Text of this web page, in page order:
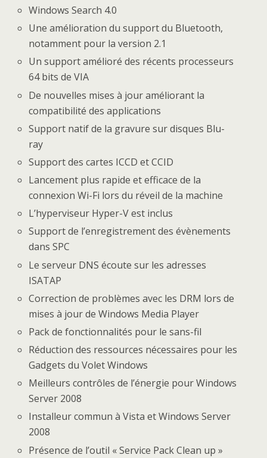
Windows Search 4.0
Une amélioration du support du Bluetooth,
notamment pour la version 2.1
Un support amélioré des récents processeurs
64 bits de VIA
De nouvelles mises à jour améliorant la
compatibilité des applications
Support natif de la gravure sur disques Blu-
ray
Support des cartes ICCD et CCID
Lancement plus rapide et efficace de la
connexion Wi-Fi lors du réveil de la machine
L’hyperviseur Hyper-V est inclus
Support de l’enregistrement des évènements
dans SPC
Le serveur DNS écoute sur les adresses
ISATAP
Correction de problèmes avec les DRM lors de
mises à jour de Windows Media Player
Pack de fonctionnalités pour le sans-fil
Réduction des ressources nécessaires pour les
Gadgets du Volet Windows
Meilleurs contrôles de l’énergie pour Windows
Server 2008
Installeur commun à Vista et Windows Server
2008
Présence de l’outil « Service Pack Clean up »